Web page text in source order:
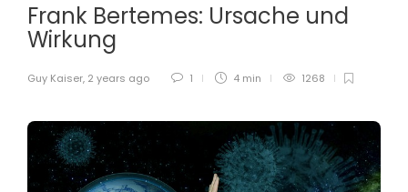
Frank Bertemes: Ursache und
Wirkung
Guy Kaiser, 2 years ago 1 4 min 1268